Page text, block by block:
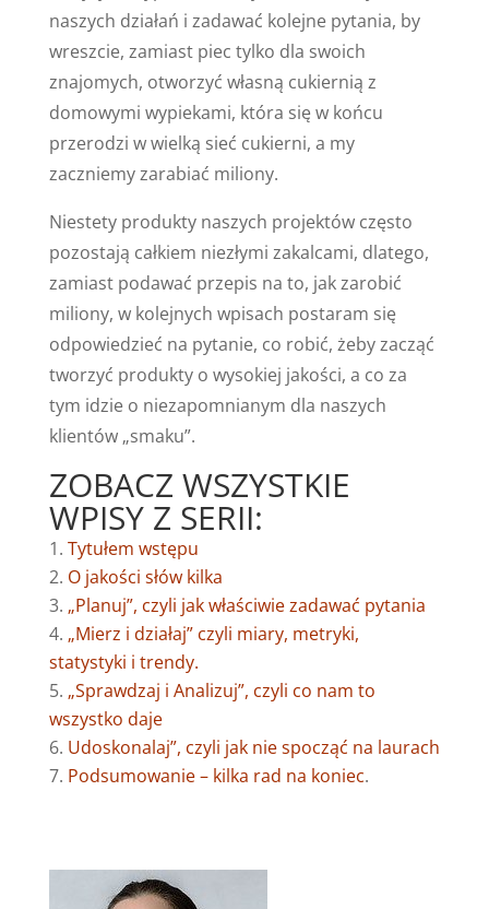
naszych działań i zadawać kolejne pytania, by
wreszcie, zamiast piec tylko dla swoich
znajomych, otworzyć własną cukiernią z
domowymi wypiekami, która się w końcu
przerodzi w wielką sieć cukierni, a my
zaczniemy zarabiać miliony.
Niestety produkty naszych projektów często
pozostają całkiem niezłymi zakalcami, dlatego,
zamiast podawać przepis na to, jak zarobić
miliony, w kolejnych wpisach postaram się
odpowiedzieć na pytanie, co robić, żeby zacząć
tworzyć produkty o wysokiej jakości, a co za
tym idzie o niezapomnianym dla naszych
klientów „smaku”.
ZOBACZ WSZYSTKIE
WPISY Z SERII:
Tytułem wstępu
O jakości słów kilka
„Planuj”, czyli jak właściwie zadawać pytania
„Mierz i działaj” czyli miary, metryki,
statystyki i trendy.
„Sprawdzaj i Analizuj”, czyli co nam to
wszystko daje
Udoskonalaj”, czyli jak nie spocząć na laurach
Podsumowanie – kilka rad na koniec.